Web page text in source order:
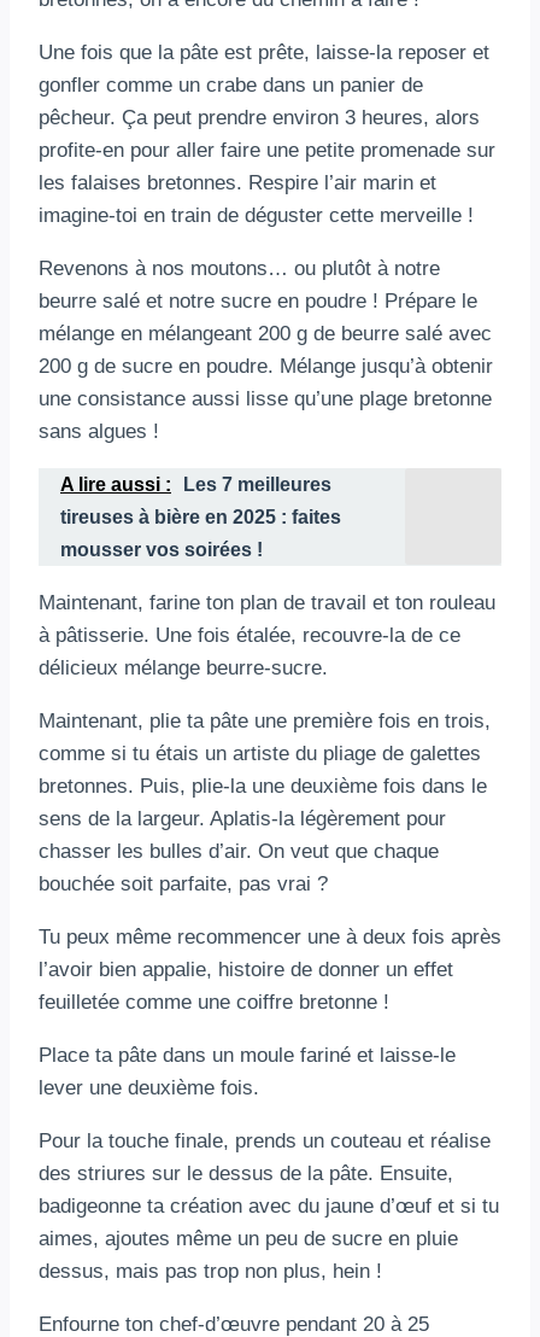
Une fois que la pâte est prête, laisse-la reposer et
gonfler comme un crabe dans un panier de
pêcheur. Ça peut prendre environ 3 heures, alors
profite-en pour aller faire une petite promenade sur
les falaises bretonnes. Respire l’air marin et
imagine-toi en train de déguster cette merveille !
Revenons à nos moutons… ou plutôt à notre
beurre salé et notre sucre en poudre ! Prépare le
mélange en mélangeant 200 g de beurre salé avec
200 g de sucre en poudre. Mélange jusqu’à obtenir
une consistance aussi lisse qu’une plage bretonne
sans algues !
A lire aussi :
Les 7 meilleures
tireuses à bière en 2025 : faites
mousser vos soirées !
Maintenant, farine ton plan de travail et ton rouleau
à pâtisserie. Une fois étalée, recouvre-la de ce
délicieux mélange beurre-sucre.
Maintenant, plie ta pâte une première fois en trois,
comme si tu étais un artiste du pliage de galettes
bretonnes. Puis, plie-la une deuxième fois dans le
sens de la largeur. Aplatis-la légèrement pour
chasser les bulles d’air. On veut que chaque
bouchée soit parfaite, pas vrai ?
Tu peux même recommencer une à deux fois après
l’avoir bien appalie, histoire de donner un effet
feuilletée comme une coiffre bretonne !
Place ta pâte dans un moule fariné et laisse-le
lever une deuxième fois.
Pour la touche finale, prends un couteau et réalise
des striures sur le dessus de la pâte. Ensuite,
badigeonne ta création avec du jaune d’œuf et si tu
aimes, ajoutes même un peu de sucre en pluie
dessus, mais pas trop non plus, hein !
Enfourne ton chef-d’œuvre pendant 20 à 25